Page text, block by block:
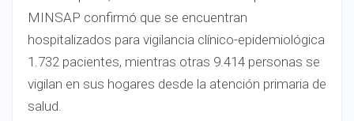
MINSAP confirmó que se encuentran
hospitalizados para vigilancia clínico-epidemiológica
1.732 pacientes, mientras otras 9.414 personas se
vigilan en sus hogares desde la atención primaria de
salud.